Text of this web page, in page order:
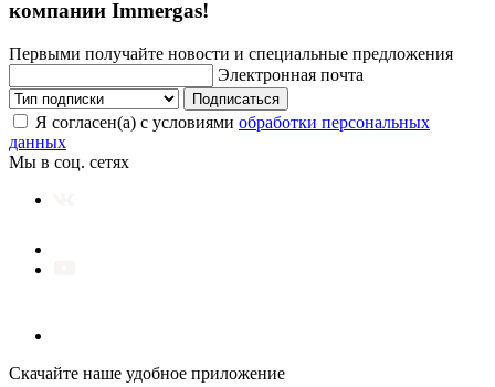
компании Immergas!
Первыми получайте новости и специальные предложения
Электронная почта
Подписаться
Я согласен(а) с условиями обработки персональных
данных
Мы в соц. сетях
Скачайте наше удобное приложение